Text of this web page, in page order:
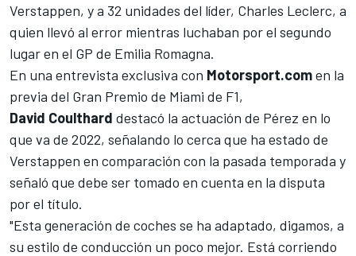
Verstappen, y a 32 unidades del líder, Charles Leclerc, a
quien llevó al error mientras luchaban por el segundo
lugar en el GP de Emilia Romagna.
En una entrevista exclusiva con Motorsport.comen la
previa del Gran Premio de Miami de F1,
David Coulthard destacó la actuación de Pérez en lo
que va de 2022, señalando lo cerca que ha estado de
Verstappen en comparación con la pasada temporada y
señaló que debe ser tomado en cuenta en la disputa
por el título.
"Esta generación de coches se ha adaptado, digamos, a
su estilo de conducción un poco mejor. Está corriendo